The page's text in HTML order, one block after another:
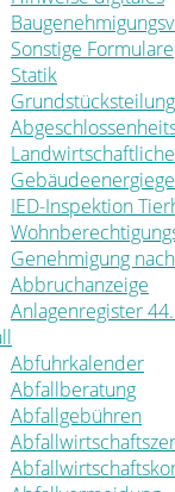
Sonstige Formulare
Statik
Grundstücksteilung
IED-Inspektion
Genehmigung
Abbruchanzeige
Anlagenregister
Abfuhrkalender
Abfallberatung
Abfallgebühren